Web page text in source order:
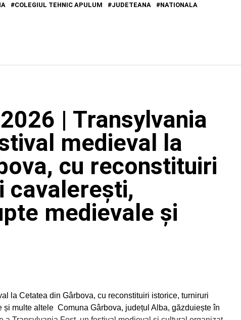
COLEGIUL TEHNIC APULUM JUDETEANA
NATIONALA
| Transylvania
medieval la
cu reconstituiri
cavalerești,
medievale și
la Cetatea din Gârbova, cu reconstituiri istorice, turniruri
multe altele Comuna Gârbova, județul Alba, găzduiește în